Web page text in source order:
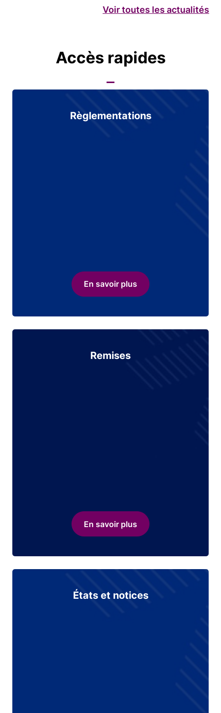
Voir toutes les actualités
Accès rapides
Règlementations
En savoir plus
Remises
En savoir plus
États et notices